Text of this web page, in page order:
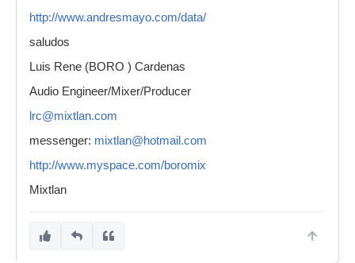
http://www.andresmayo.com/data/
saludos
Luis Rene (BORO ) Cardenas
Audio Engineer/Mixer/Producer
lrc@mixtlan.com
messenger: mixtlan@hotmail.com
http://www.myspace.com/boromix
Mixtlan